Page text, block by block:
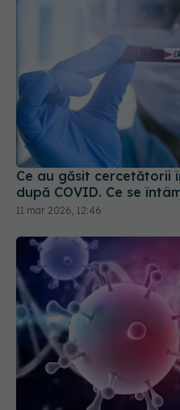
Ce au găsit cercetătorii
după COVID. Ce se
11 mar 2026, 12:46